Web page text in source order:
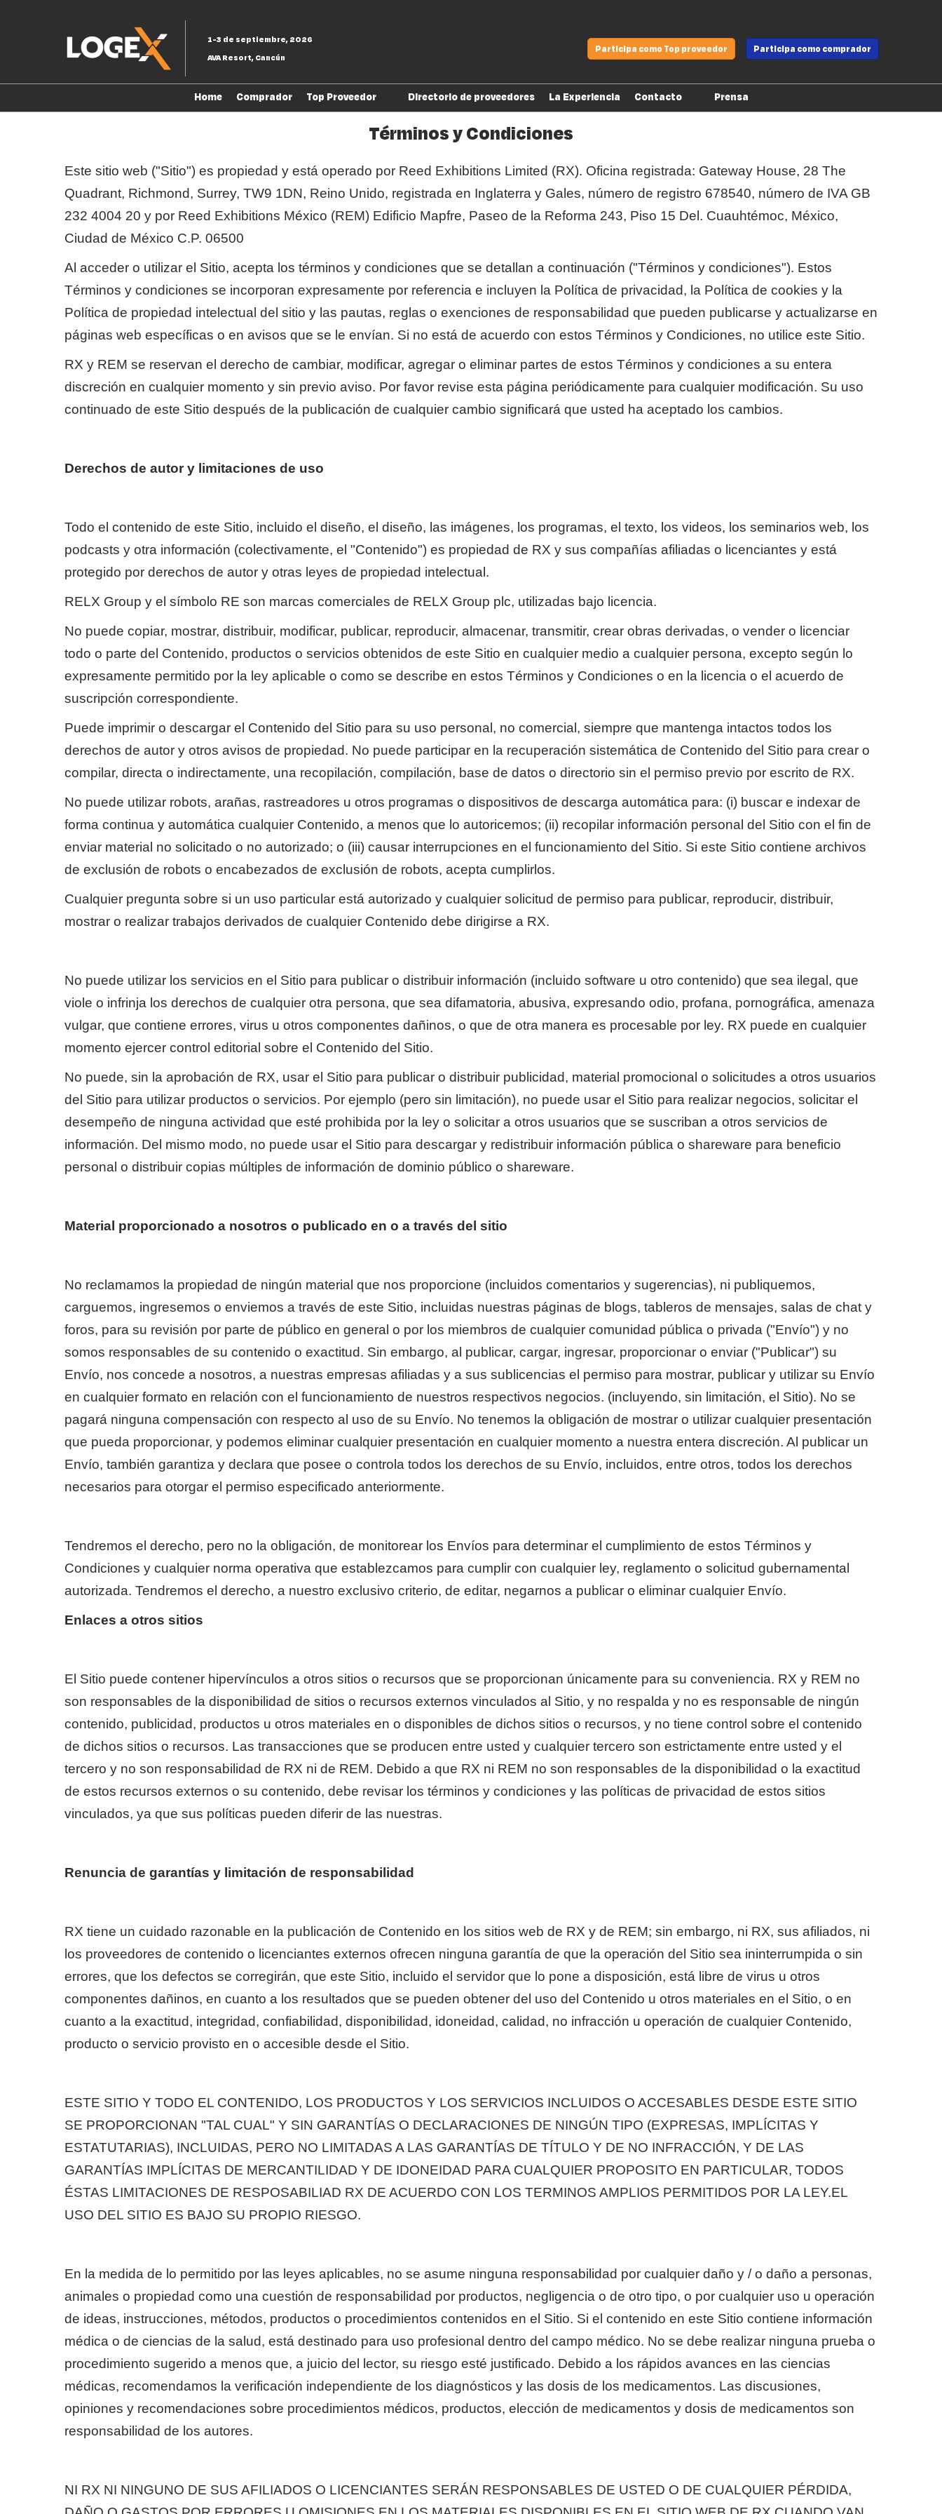
contenido
1-3 de septiembre, 2026
AVA Resort, Cancún
Participa como Top proveedor Participa como comprador
Home Comprador
Top Proveedor
Quiero participar
Productos digitales
Ya soy Top Proveedor
Directorio de proveedores La Experiencia
Contacto
Prensa
Términos y Condiciones
Este sitio web ("Sitio") es propiedad y está operado por Reed Exhibitions Limited (RX). Oficina registrada: Gateway House, 28 The
Quadrant, Richmond, Surrey, TW9 1DN, Reino Unido, registrada en Inglaterra y Gales, número de registro 678540, número de IVA GB
232 4004 20 y por Reed Exhibitions México (REM) Edificio Mapfre, Paseo de la Reforma 243, Piso 15 Del. Cuauhtémoc, México,
Ciudad de México C.P. 06500
Al acceder o utilizar el Sitio, acepta los términos y condiciones que se detallan a continuación ("Términos y condiciones"). Estos
Términos y condiciones se incorporan expresamente por referencia e incluyen la Política de privacidad, la Política de cookies y la
Política de propiedad intelectual del sitio y las pautas, reglas o exenciones de responsabilidad que pueden publicarse y actualizarse en
páginas web específicas o en avisos que se le envían. Si no está de acuerdo con estos Términos y Condiciones, no utilice este Sitio.
RX y REM se reservan el derecho de cambiar, modificar, agregar o eliminar partes de estos Términos y condiciones a su entera
discreción en cualquier momento y sin previo aviso. Por favor revise esta página periódicamente para cualquier modificación. Su uso
continuado de este Sitio después de la publicación de cualquier cambio significará que usted ha aceptado los cambios.
Derechos de autor y limitaciones de uso
Todo el contenido de este Sitio, incluido el diseño, el diseño, las imágenes, los programas, el texto, los videos, los seminarios web, los
podcasts y otra información (colectivamente, el "Contenido") es propiedad de RX y sus compañías afiliadas o licenciantes y está
protegido por derechos de autor y otras leyes de propiedad intelectual.
RELX Group y el símbolo RE son marcas comerciales de RELX Group plc, utilizadas bajo licencia.
No puede copiar, mostrar, distribuir, modificar, publicar, reproducir, almacenar, transmitir, crear obras derivadas, o vender o licenciar
todo o parte del Contenido, productos o servicios obtenidos de este Sitio en cualquier medio a cualquier persona, excepto según lo
expresamente permitido por la ley aplicable o como se describe en estos Términos y Condiciones o en la licencia o el acuerdo de
suscripción correspondiente.
Puede imprimir o descargar el Contenido del Sitio para su uso personal, no comercial, siempre que mantenga intactos todos los
derechos de autor y otros avisos de propiedad. No puede participar en la recuperación sistemática de Contenido del Sitio para crear o
compilar, directa o indirectamente, una recopilación, compilación, base de datos o directorio sin el permiso previo por escrito de RX.
No puede utilizar robots, arañas, rastreadores u otros programas o dispositivos de descarga automática para: (i) buscar e indexar de
forma continua y automática cualquier Contenido, a menos que lo autoricemos; (ii) recopilar información personal del Sitio con el fin de
enviar material no solicitado o no autorizado; o (iii) causar interrupciones en el funcionamiento del Sitio. Si este Sitio contiene archivos
de exclusión de robots o encabezados de exclusión de robots, acepta cumplirlos.
Cualquier pregunta sobre si un uso particular está autorizado y cualquier solicitud de permiso para publicar, reproducir, distribuir,
mostrar o realizar trabajos derivados de cualquier Contenido debe dirigirse a RX.
No puede utilizar los servicios en el Sitio para publicar o distribuir información (incluido software u otro contenido) que sea ilegal, que
viole o infrinja los derechos de cualquier otra persona, que sea difamatoria, abusiva, expresando odio, profana, pornográfica, amenaza
vulgar, que contiene errores, virus u otros componentes dañinos, o que de otra manera es procesable por ley. RX puede en cualquier
momento ejercer control editorial sobre el Contenido del Sitio.
No puede, sin la aprobación de RX, usar el Sitio para publicar o distribuir publicidad, material promocional o solicitudes a otros usuarios
del Sitio para utilizar productos o servicios. Por ejemplo (pero sin limitación), no puede usar el Sitio para realizar negocios, solicitar el
desempeño de ninguna actividad que esté prohibida por la ley o solicitar a otros usuarios que se suscriban a otros servicios de
información. Del mismo modo, no puede usar el Sitio para descargar y redistribuir información pública o shareware para beneficio
personal o distribuir copias múltiples de información de dominio público o shareware.
Material proporcionado a nosotros o publicado en o a través del sitio
No reclamamos la propiedad de ningún material que nos proporcione (incluidos comentarios y sugerencias), ni publiquemos,
carguemos, ingresemos o enviemos a través de este Sitio, incluidas nuestras páginas de blogs, tableros de mensajes, salas de chat y
foros, para su revisión por parte de público en general o por los miembros de cualquier comunidad pública o privada ("Envío") y no
somos responsables de su contenido o exactitud. Sin embargo, al publicar, cargar, ingresar, proporcionar o enviar ("Publicar") su
Envío, nos concede a nosotros, a nuestras empresas afiliadas y a sus sublicencias el permiso para mostrar, publicar y utilizar su Envío
en cualquier formato en relación con el funcionamiento de nuestros respectivos negocios. (incluyendo, sin limitación, el Sitio). No se
pagará ninguna compensación con respecto al uso de su Envío. No tenemos la obligación de mostrar o utilizar cualquier presentación
que pueda proporcionar, y podemos eliminar cualquier presentación en cualquier momento a nuestra entera discreción. Al publicar un
Envío, también garantiza y declara que posee o controla todos los derechos de su Envío, incluidos, entre otros, todos los derechos
necesarios para otorgar el permiso especificado anteriormente.
Tendremos el derecho, pero no la obligación, de monitorear los Envíos para determinar el cumplimiento de estos Términos y
Condiciones y cualquier norma operativa que establezcamos para cumplir con cualquier ley, reglamento o solicitud gubernamental
autorizada. Tendremos el derecho, a nuestro exclusivo criterio, de editar, negarnos a publicar o eliminar cualquier Envío.
Enlaces a otros sitios
El Sitio puede contener hipervínculos a otros sitios o recursos que se proporcionan únicamente para su conveniencia. RX y REM no
son responsables de la disponibilidad de sitios o recursos externos vinculados al Sitio, y no respalda y no es responsable de ningún
contenido, publicidad, productos u otros materiales en o disponibles de dichos sitios o recursos, y no tiene control sobre el contenido
de dichos sitios o recursos. Las transacciones que se producen entre usted y cualquier tercero son estrictamente entre usted y el
tercero y no son responsabilidad de RX ni de REM. Debido a que RX ni REM no son responsables de la disponibilidad o la exactitud
de estos recursos externos o su contenido, debe revisar los términos y condiciones y las políticas de privacidad de estos sitios
vinculados, ya que sus políticas pueden diferir de las nuestras.
Renuncia de garantías y limitación de responsabilidad
RX tiene un cuidado razonable en la publicación de Contenido en los sitios web de RX y de REM; sin embargo, ni RX, sus afiliados, ni
los proveedores de contenido o licenciantes externos ofrecen ninguna garantía de que la operación del Sitio sea ininterrumpida o sin
errores, que los defectos se corregirán, que este Sitio, incluido el servidor que lo pone a disposición, está libre de virus u otros
componentes dañinos, en cuanto a los resultados que se pueden obtener del uso del Contenido u otros materiales en el Sitio, o en
cuanto a la exactitud, integridad, confiabilidad, disponibilidad, idoneidad, calidad, no infracción u operación de cualquier Contenido,
producto o servicio provisto en o accesible desde el Sitio.
ESTE SITIO Y TODO EL CONTENIDO, LOS PRODUCTOS Y LOS SERVICIOS INCLUIDOS O ACCESABLES DESDE ESTE SITIO
SE PROPORCIONAN "TAL CUAL" Y SIN GARANTÍAS O DECLARACIONES DE NINGÚN TIPO (EXPRESAS, IMPLÍCITAS Y
ESTATUTARIAS), INCLUIDAS, PERO NO LIMITADAS A LAS GARANTÍAS DE TÍTULO Y DE NO INFRACCIÓN, Y DE LAS
GARANTÍAS IMPLÍCITAS DE MERCANTILIDAD Y DE IDONEIDAD PARA CUALQUIER PROPOSITO EN PARTICULAR, TODOS
ÉSTAS LIMITACIONES DE RESPOSABILIAD RX DE ACUERDO CON LOS TERMINOS AMPLIOS PERMITIDOS POR LA LEY.EL
USO DEL SITIO ES BAJO SU PROPIO RIESGO.
En la medida de lo permitido por las leyes aplicables, no se asume ninguna responsabilidad por cualquier daño y / o daño a personas,
animales o propiedad como una cuestión de responsabilidad por productos, negligencia o de otro tipo, o por cualquier uso u operación
de ideas, instrucciones, métodos, productos o procedimientos contenidos en el Sitio. Si el contenido en este Sitio contiene información
médica o de ciencias de la salud, está destinado para uso profesional dentro del campo médico. No se debe realizar ninguna prueba o
procedimiento sugerido a menos que, a juicio del lector, su riesgo esté justificado. Debido a los rápidos avances en las ciencias
médicas, recomendamos la verificación independiente de los diagnósticos y las dosis de los medicamentos. Las discusiones,
opiniones y recomendaciones sobre procedimientos médicos, productos, elección de medicamentos y dosis de medicamentos son
responsabilidad de los autores.
NI RX NI NINGUNO DE SUS AFILIADOS O LICENCIANTES SERÁN RESPONSABLES DE USTED O DE CUALQUIER PÉRDIDA,